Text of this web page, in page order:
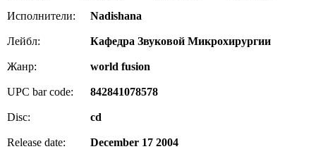
Исполнители: Nadishana
Лейбл: Кафедра Звуковой Микрохирургии
Жанр: world fusion
UPC bar code: 842841078578
Disc: cd
Release date: December 17 2004